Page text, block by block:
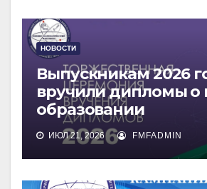
НОВОСТИ
Выпускникам 2026
вручили дипломы
образовании
ИЮЛ 21, 2026 FMFADMIN